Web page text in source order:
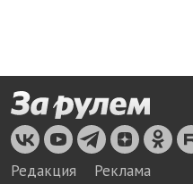
Редакция Реклама